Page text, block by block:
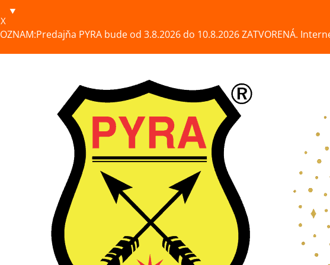
X
OZNAM:Predajňa PYRA bude od 3.8.2026 do 10.8.2026 ZATVORENÁ.